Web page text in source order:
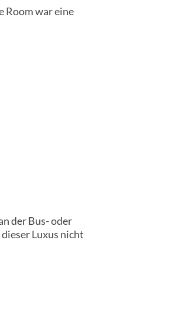
Room war eine
der Bus- oder
Luxus nicht